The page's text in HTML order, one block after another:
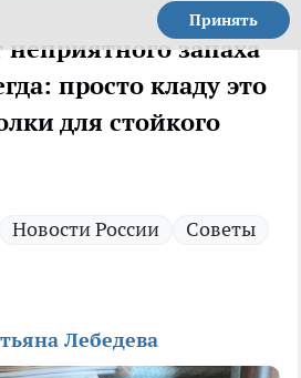
Принять
неприятного запаха
просто кладу это
для стойкого
Новости России
Советы
Лебедева